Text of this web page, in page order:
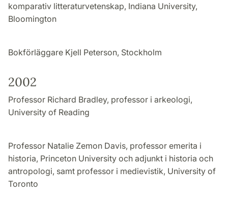
komparativ litteraturvetenskap, Indiana University,
Bloomington
Bokförläggare Kjell Peterson, Stockholm
2002
Professor Richard Bradley, professor i arkeologi,
University of Reading
Professor Natalie Zemon Davis, professor emerita i
historia, Princeton University och adjunkt i historia och
antropologi, samt professor i medievistik, University of
Toronto